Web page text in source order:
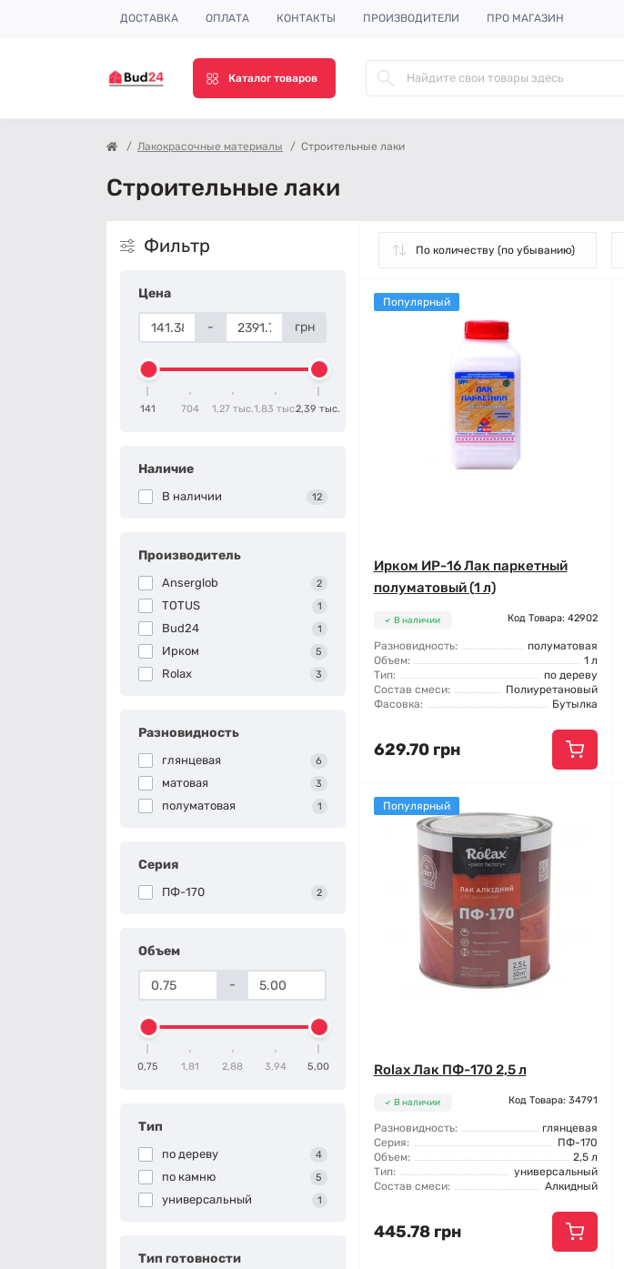
ДОСТАВКА ОПЛАТА КОНТАКТЫ ПРОИЗВОДИТЕЛИ ПРО МАГАЗИН
Каталог товаров
Лакокрасочные материалы Строительные лаки
Строительные лаки
Фильтр
Цена
- грн
141 704 1,27 тыс.1,83 тыс.2,39 тыс.
Наличие
В наличии 12
Производитель
Anserglob 2
TOTUS 1
Bud24 1
Ирком 5
Rolax 3
Разновидность
глянцевая 6
матовая 3
полуматовая 1
Серия
ПФ-170 2
Объем
-
0,75 1,81 2,88 3,94 5,00
Тип
по дереву 4
по камню 5
универсальный 1
Тип готовности
Популярный
Ирком ИР-16 Лак паркетный
полуматовый (1 л)
В наличии Код Товара: 42902
Разновидность:
полуматовая
Объем:
1 л
Тип:
по дереву
Состав смеси:
Полиуретановый
Фасовка:
Бутылка
629.70 грн
Популярный
Rolax Лак ПФ-170 2,5 л
В наличии Код Товара: 34791
Разновидность:
глянцевая
Серия:
ПФ-170
Объем:
2,5 л
Тип:
универсальный
Состав смеси:
Алкидный
445.78 грн